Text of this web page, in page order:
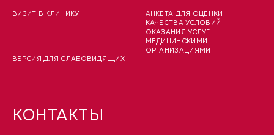
ВИЗИТ В КЛИНИКУ
ВЕРСИЯ ДЛЯ СЛАБОВИДЯЩИХ
АНКЕТА ДЛЯ ОЦЕНКИ
КАЧЕСТВА УСЛОВИЙ
ОКАЗАНИЯ УСЛУГ
МЕДИЦИНСКИМИ
ОРГАНИЗАЦИЯМИ
КОНТАКТЫ